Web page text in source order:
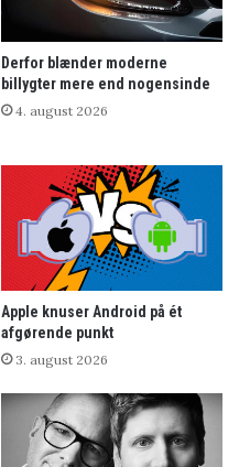
Derfor blænder moderne
billygter mere end nogensinde
4. august 2026
Apple knuser Android på ét
afgørende punkt
3. august 2026